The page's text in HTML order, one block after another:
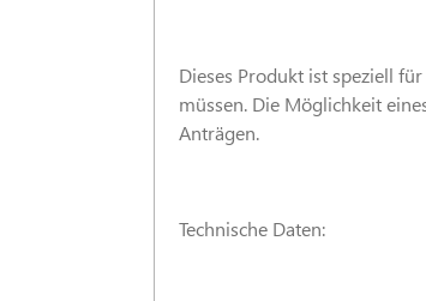
Dieses Produkt ist speziell
müssen. Die Möglichkeit
Anträgen.
Technische Daten: